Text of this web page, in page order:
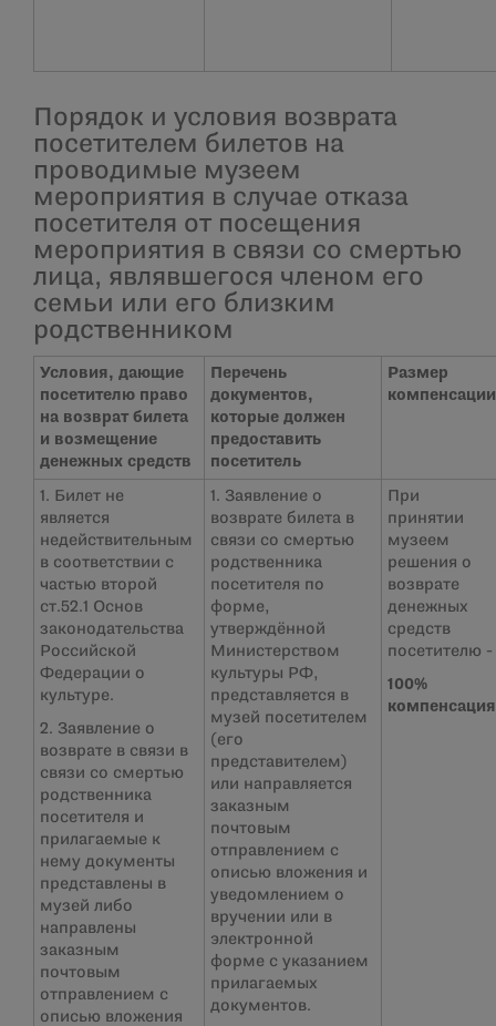
Порядок и условия возврата
посетителем билетов на
проводимые музеем
мероприятия в случае отказа
посетителя от посещения
мероприятия в связи со смертью
лица, являвшегося членом его
семьи или его близким
родственником
Условия, дающие
посетителю право
на возврат билета
и возмещение
денежных средств
Перечень
документов,
которые должен
предоставить
посетитель
Размер
компенсации
1. Билет не
является
недействительным
в соответствии с
частью второй
ст.52.1 Основ
законодательства
Российской
Федерации о
культуре.
2. Заявление о
возврате в связи в
связи со смертью
родственника
посетителя и
прилагаемые к
нему документы
представлены в
музей либо
направлены
заказным
почтовым
отправлением с
описью вложения
1. Заявление о
возврате билета в
связи со смертью
родственника
посетителя по
форме,
утверждённой
Министерством
культуры РФ,
представляется в
музей посетителем
(его
представителем)
или направляется
заказным
почтовым
отправлением с
описью вложения и
уведомлением о
вручении или в
электронной
форме с указанием
прилагаемых
документов.
При
принятии
музеем
решения о
возврате
денежных
средств
посетителю -
100%
компенсация